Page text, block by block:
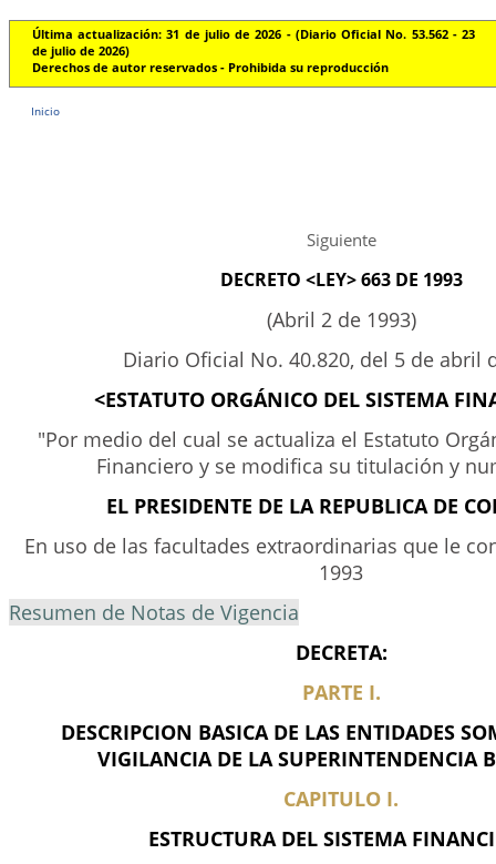
Última actualización: 31 de julio de 2026 - (Diario Oficial No. 53.562 - 23
de julio de 2026)
Derechos de autor reservados - Prohibida su reproducción
Inicio
Siguiente
DECRETO <LEY> 663 DE 1993
(Abril 2 de 1993)
Diario Oficial No. 40.820, del 5 de abril
<ESTATUTO ORGÁNICO DEL SISTEMA
"Por medio del cual se actualiza el Estatuto
Financiero y se modifica su titulación y
EL PRESIDENTE DE LA REPUBLICA DE
En uso de las facultades extraordinarias que le
1993
Resumen de Notas de Vigencia
DECRETA:
PARTE I.
DESCRIPCION BASICA DE LAS ENTIDADES
VIGILANCIA DE LA SUPERINTENDENCIA
CAPITULO I.
ESTRUCTURA DEL SISTEMA